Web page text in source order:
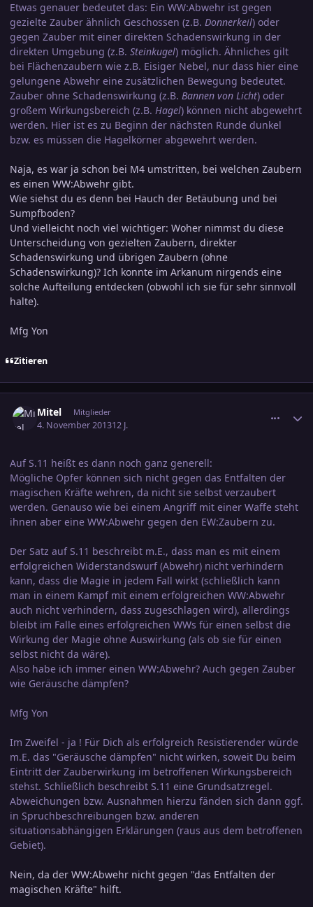
Etwas genauer bedeutet das: Ein WW:Abwehr ist gegen
gezielte Zauber ähnlich Geschossen (z.B. Donnerkeil) oder
gegen Zauber mit einer direkten Schadenswirkung in der
direkten Umgebung (z.B. Steinkugel) möglich. Ähnliches gilt
bei Flächenzaubern wie z.B. Eisiger Nebel, nur dass hier eine
gelungene Abwehr eine zusätzlichen Bewegung bedeutet.
Zauber ohne Schadenswirkung (z.B. Bannen von Licht) oder
großem Wirkungsbereich (z.B. Hagel) können nicht abgewehrt
werden. Hier ist es zu Beginn der nächsten Runde dunkel
bzw. es müssen die Hagelkörner abgewehrt werden.
Naja, es war ja schon bei M4 umstritten, bei welchen Zaubern
es einen WW:Abwehr gibt.
Wie siehst du es denn bei Hauch der Betäubung und bei
Sumpfboden?
Und vielleicht noch viel wichtiger: Woher nimmst du diese
Unterscheidung von gezielten Zaubern, direkter
Schadenswirkung und übrigen Zaubern (ohne
Schadenswirkung)? Ich konnte im Arkanum nirgends eine
solche Aufteilung entdecken (obwohl ich sie für sehr sinnvoll
halte).
Mfg Yon
Zitieren
Mitel Mitglieder
4. November 201312 J.
Auf S.11 heißt es dann noch ganz generell:
Mögliche Opfer können sich nicht gegen das Entfalten der
magischen Kräfte wehren, da nicht sie selbst verzaubert
werden. Genauso wie bei einem Angriff mit einer Waffe steht
ihnen aber eine WW:Abwehr gegen den EW:Zaubern zu.
Der Satz auf S.11 beschreibt m.E., dass man es mit einem
erfolgreichen Widerstandswurf (Abwehr) nicht verhindern
kann, dass die Magie in jedem Fall wirkt (schließlich kann
man in einem Kampf mit einem erfolgreichen WW:Abwehr
auch nicht verhindern, dass zugeschlagen wird), allerdings
bleibt im Falle eines erfolgreichen WWs für einen selbst die
Wirkung der Magie ohne Auswirkung (als ob sie für einen
selbst nicht da wäre).
Also habe ich immer einen WW:Abwehr? Auch gegen Zauber
wie Geräusche dämpfen?
Mfg Yon
Im Zweifel - ja ! Für Dich als erfolgreich Resistierender würde
m.E. das "Geräusche dämpfen" nicht wirken, soweit Du beim
Eintritt der Zauberwirkung im betroffenen Wirkungsbereich
stehst. Schließlich beschreibt S.11 eine Grundsatzregel.
Abweichungen bzw. Ausnahmen hierzu fänden sich dann ggf.
in Spruchbeschreibungen bzw. anderen
situationsabhängigen Erklärungen (raus aus dem betroffenen
Gebiet).
Nein, da der WW:Abwehr nicht gegen "das Entfalten der
magischen Kräfte" hilft.